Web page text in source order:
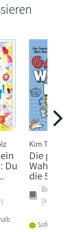
Du
Kim Tomsic
Die ganze
Wahrheit
die 5.
Buch
Sofort